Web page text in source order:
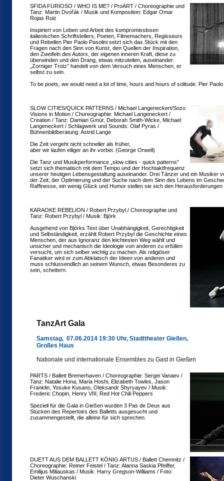
SFIDA FURIOSO / WHO IS ME? / ProART / Choreographie und
Tanz: Martin Dvořák / Musik und Komposition: Edgar Omar
Rojas Ruiz
Inspiriert von Leben und Arbeit des kompromisslosen
italienischen Schriftstellers, Poeten, Filmemachers, Regisseurs
und Rebellen Pier Paolo Pasolini setzt sich das Stück mit den
Fragen nach den Sinn von Kunst, den Quellen der Inspiration,
den Zweifeln des Autors, der eigenen inneren Kraft, diese zu
überwinden und den Drang, etwas mitzuteilen, auseinander.
„Zorniger Trotz” handelt von dem Versuch eines Menschen, er
selbst zu sein.
To be poets, we would need a lot of time, hours and hours of solitude. Pier Paolo
SLOW CITIES/QUICK PATTERNS / Michael Langeneckert/Sozo
Visions in Motion / Choreographie: Michael Langeneckert /
Creation / Tanz: Damian Gmür, Deborah Smith-Wicke, Michael
Langeneckert / Schlagwerk und Sounds: Olaf Pyras /
Bühnenbildberatung: Astrid Lange
Die Zeit vergeht nicht schneller als früher,
aber wir laufen eiliger an ihr vorbei. (George Orwell)
Die Tanz und Musikperformance „slow cities - quick patterns”
setzt sich thematisch mit dem Tempo und der Hochtaktfrequenz
unserer heutigen Lebensgestaltung auseinander. Drei Tänzer und ein Musiker
der Zeit, der Optimierung und der Suche nach dem Sinn des Lebens im
Raffinesse, ein wenig Glück und Humor stellen sie sich den
KARAOKE REBELION / Robert Przybyl / Choreographie und
Tanz: Robert Przybyl / Musik: Björk
Ausgehend von Björks Text über Unabhängigkeit, Gerechtigkeit
und Selbständigkeit, erzählt Robert Przybyl die Geschichte eines
Menschen, der aus Ignoranz den leichtesten Weg wählt und
unsicher und mechanisch die Ideologie von anderen zu erfüllen
versucht, um sich selber wichtig zu machen. Als religiöser
Fanatiker wird er zum Abklatsch der Ideen von anderen und
muss schlussendlich an seinem Wunsch, etwas Besonderes zu
sein, scheitern.
TanzArt Gala
Samstag, 07.06.2014 19:30 Uhr, Stadttheater Gießen,
Großes Haus
Nationale und internationale Ensembles zu Gast in Gießen
PARTS / Ballett Bremerhaven / Choreographie: Sergei Vanaev /
Tanz: Natalie Hona, Maria Hoshi, Elizabeth Towles, Jason
Franklin, Yosuke Kusano, Oleksandr Shyryayev / Musik:
Frederic Chopin, Henry VIII, Red Hot Chili Peppers
Speziell für die Gala in Gießen wurden 3 Pas de Deux aus
Stücken des Repertoirs des Balletts ausgesucht und
zusammengestellt, die alleine für sich sprechen.
DUETT AUS DEM BALLETT KÖNIG ARTUS / Ballett Chemnitz /
Choreographie: Reiner Feistel / Tanz: Alanna Saskia Pfeiffer,
Emilijus Miliauskas / Musik: Harry Gregson-Williams / Foto:
Dieter Wuschanski